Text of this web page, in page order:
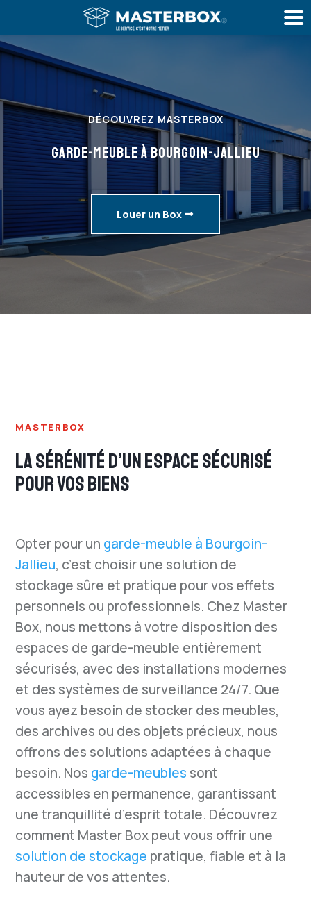
DÉCOUVREZ MASTERBOX
GARDE-MEUBLE À BOURGOIN-JALLIEU
Louer un Box
MASTERBOX
LA SÉRÉNITÉ D’UN ESPACE SÉCURISÉ
POUR VOS BIENS
Opter pour un garde-meuble à Bourgoin-
Jallieu, c’est choisir une solution de
stockage sûre et pratique pour vos effets
personnels ou professionnels. Chez Master
Box, nous mettons à votre disposition des
espaces de garde-meuble entièrement
sécurisés, avec des installations modernes
et des systèmes de surveillance 24/7. Que
vous ayez besoin de stocker des meubles,
des archives ou des objets précieux, nous
offrons des solutions adaptées à chaque
besoin. Nos garde-meubles sont
accessibles en permanence, garantissant
une tranquillité d’esprit totale. Découvrez
comment Master Box peut vous offrir une
solution de stockage pratique, fiable et à la
hauteur de vos attentes.